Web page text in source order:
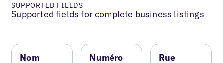
SUPPORTED FIELDS
Supported fields for complete business listings
Nom
Numéro
Rue